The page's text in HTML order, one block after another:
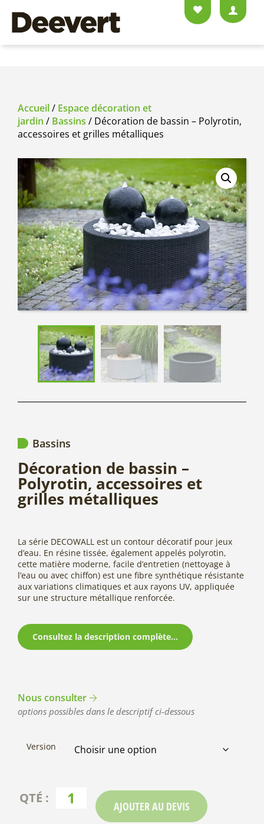
Accueil/ Espace décoration et
jardin / Bassins / Décoration de bassin – Polyrotin,
accessoires et grilles métalliques
Bassins
Décoration de bassin –
Polyrotin, accessoires et
grilles métalliques
La série DECOWALL est un contour décoratif pour jeux
d’eau. En résine tissée, également appelés polyrotin,
cette matière moderne, facile d’entretien (nettoyage à
l’eau ou avec chiffon) est une fibre synthétique résistante
aux variations climatiques et aux rayons UV, appliquée
sur une structure métallique renforcée.
Consultez la description complète...
Nous consulter
options possibles dans le descriptif ci-dessous
Version
AJOUTER AU DEVIS